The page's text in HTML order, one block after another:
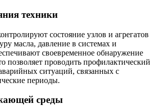
техники
состояние узлов и агрегатов
масла, давление в системах и
своевременное обнаружение
позволяет проводить профилактический
ситуаций, связанных с
периоды.
среды